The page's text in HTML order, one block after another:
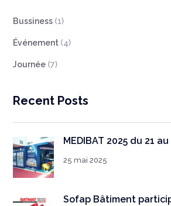
Bussiness (1)
Événement (4)
Journée (7)
Recent Posts
MEDIBAT 2025 du 21
25 mai 2025
Sofap Bâtiment